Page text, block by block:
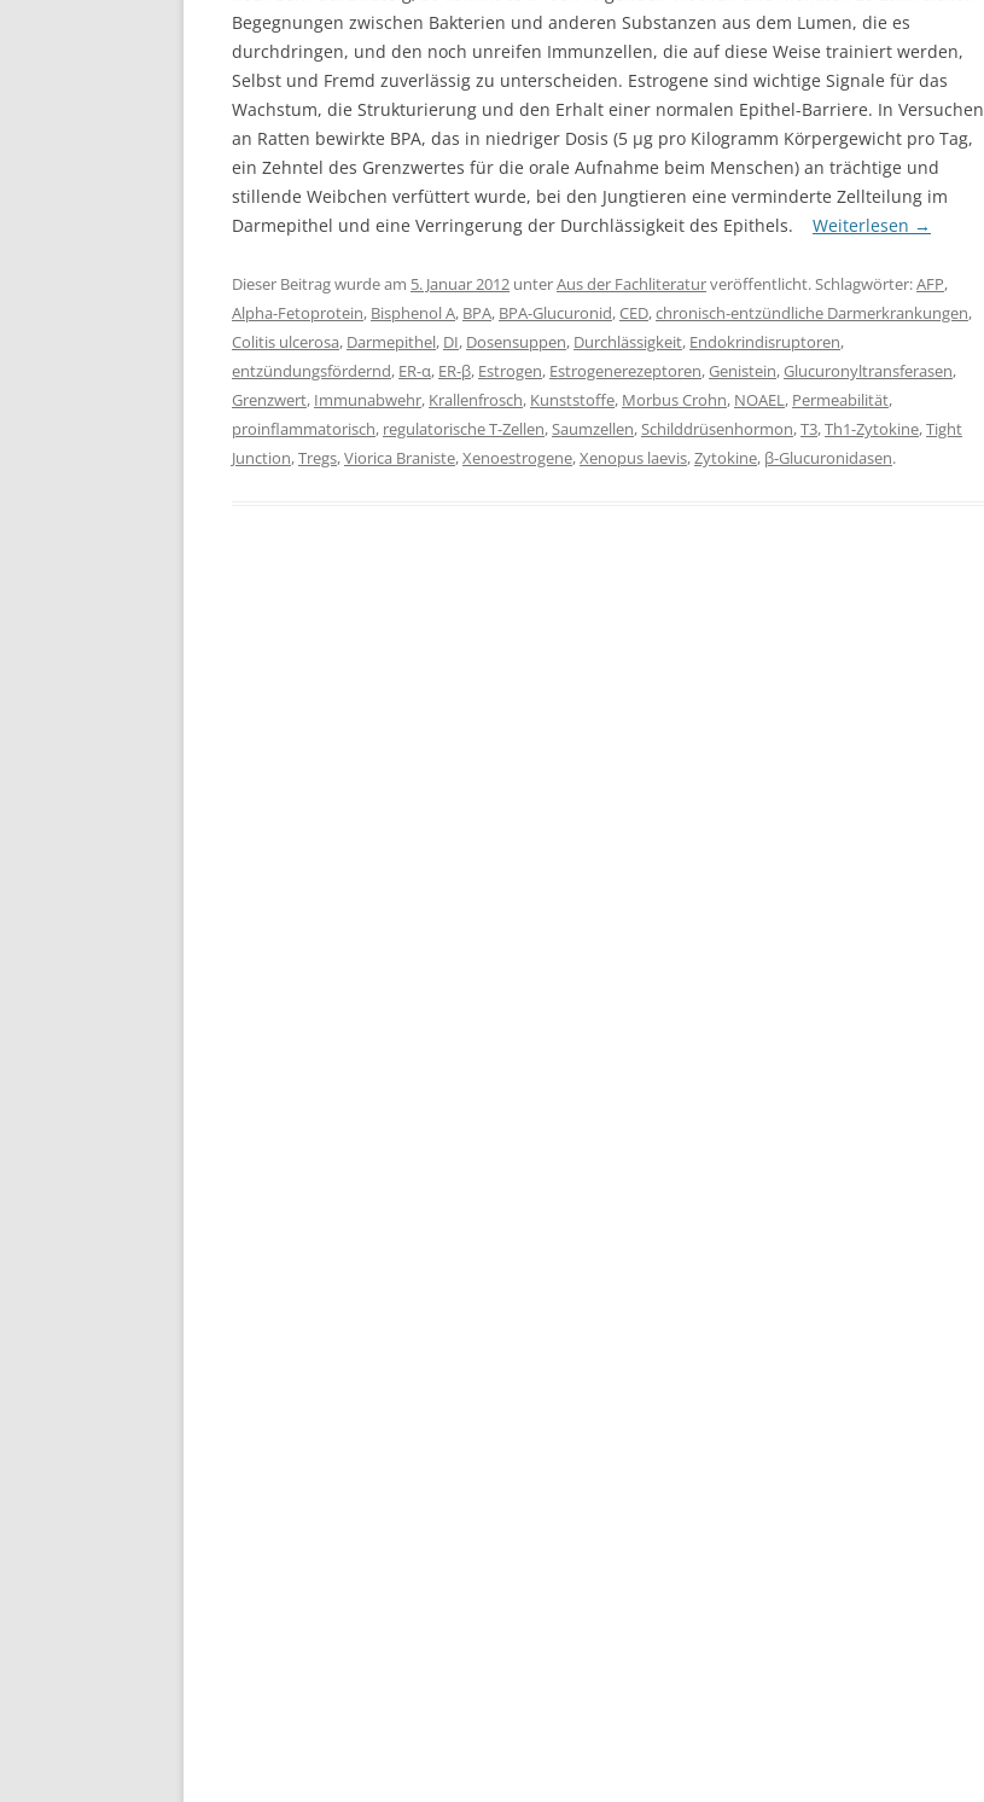
Begegnungen zwischen Bakterien und anderen Substanzen aus dem Lumen, die es
durchdringen, und den noch unreifen Immunzellen, die auf diese Weise trainiert werden,
Selbst und Fremd zuverlässig zu unterscheiden. Estrogene sind wichtige Signale für das
Wachstum, die Strukturierung und den Erhalt einer normalen Epithel-Barriere. In Versuchen
an Ratten bewirkte BPA, das in niedriger Dosis (5 µg pro Kilogramm Körpergewicht pro Tag,
ein Zehntel des Grenzwertes für die orale Aufnahme beim Menschen) an trächtige und
stillende Weibchen verfüttert wurde, bei den Jungtieren eine verminderte Zellteilung im
Darmepithel und eine Verringerung der Durchlässigkeit des Epithels. Weiterlesen →
Dieser Beitrag wurde am 5. Januar 2012 unterAus der Fachliteraturveröffentlicht. Schlagwörter:AFP,
Alpha-Fetoprotein, Bisphenol A, BPA, BPA-Glucuronid,CED,chronisch-entzündliche Darmerkrankungen,
Colitis ulcerosa, Darmepithel, DI, Dosensuppen, Durchlässigkeit, Endokrindisruptoren,
entzündungsfördernd, ER-α, ER-β, Estrogen, Estrogenerezeptoren,Genistein,Glucuronyltransferasen,
Grenzwert, Immunabwehr, Krallenfrosch, Kunststoffe, Morbus Crohn, NOAEL, Permeabilität,
proinflammatorisch, regulatorische T-Zellen,Saumzellen,Schilddrüsenhormon,T3,Th1-Zytokine,Tight
Junction,Tregs,Viorica Braniste,Xenoestrogene,Xenopus laevis,Zytokine, β-Glucuronidasen.